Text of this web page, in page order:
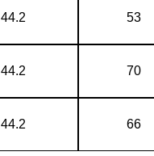
44.2 53
44.2 70
44.2 66